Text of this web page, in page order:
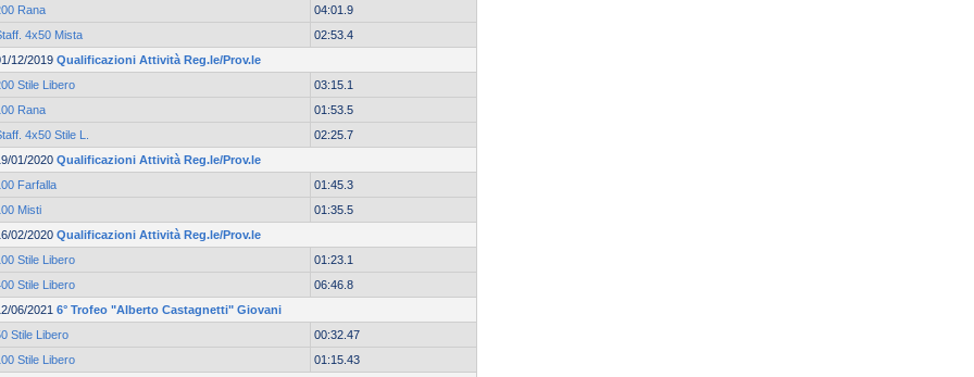
Rana
04:01.9
4x50 Mista
02:53.4
12/2019 Qualificazioni Attività Reg.le/Prov.le
Stile Libero
03:15.1
Rana
01:53.5
4x50 Stile L.
02:25.7
01/2020 Qualificazioni Attività Reg.le/Prov.le
Farfalla
01:45.3
Misti
01:35.5
02/2020 Qualificazioni Attività Reg.le/Prov.le
Stile Libero
01:23.1
Stile Libero
06:46.8
06/2021 6° Trofeo "Alberto Castagnetti" Giovani
Stile Libero
00:32.47
Stile Libero
01:15.43